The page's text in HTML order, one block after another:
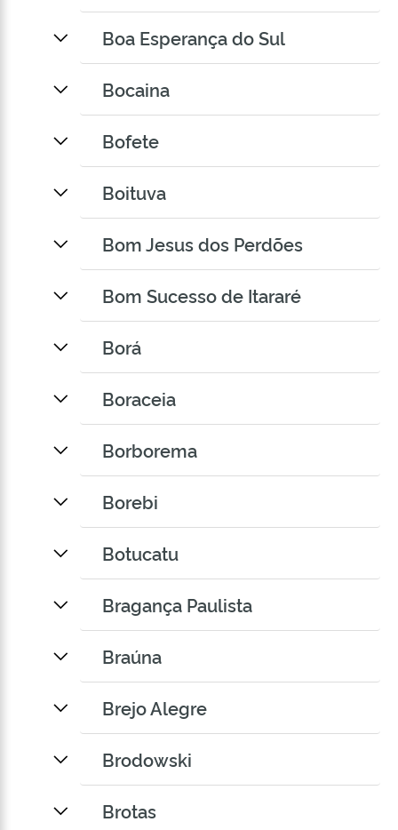
Boa Esperança do Sul
Bocaina
Bofete
Boituva
Bom Jesus dos Perdões
Bom Sucesso de Itararé
Borá
Boraceia
Borborema
Borebi
Botucatu
Bragança Paulista
Braúna
Brejo Alegre
Brodowski
Brotas